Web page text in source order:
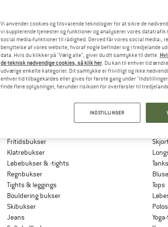
BUKSER
Fritidsbukser
Klatrebukser
Løbebukser & -tights
Regnbukser
Tights & leggings
Bouldering bukser
Skibukser
Jeans
Tanks
Tops
Vi anvender cookies og tilsvarende teknologier for at sikre de
vi supplerende tjenester og funktioner og analyserer vores
social media-funktioner til rådighed. Derved får vores social media-,
benyttelse af vores website, hvoraf nogle befinder sig i tredjelande
data. Hvis du klikker på "Vælg alle", giver du dit samtykke til dette.
de teknisk nødvendige cookies, så klik her. Du kan til enhver tid
udvælge enkelte kategorier. Dit samtykke er frivilligt og ikke
enhver tid tilbagekaldes eller gives for første gang under
finde flere oplysninger, herunder risikoen for overførsler til
INDSTILLINGER